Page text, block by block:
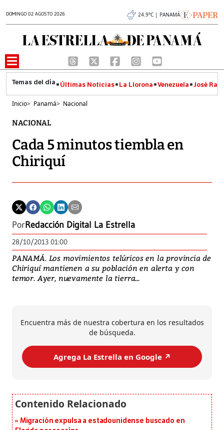
DOMINGO 02 AGOSTO 2026 24.9°C | PANAMÁ
Últimas Noticias La Llorona Venezuela José
Inicio> Panamá> Nacional
NACIONAL
Cada 5 minutos tiembla en
Chiriquí
PorRedacción Digital La Estrella
28/10/2013 01:00
PANAMÁ. Los movimientos telúricos en la provincia de
Chiriquí mantienen a su población en alerta y con
temor. Ayer, nuevamente la tierra...
Encuentra más de nuestra cobertura en los resultados
de búsqueda.
Agrega La Estrella en Google ↗️
Migración expulsa a estadounidense buscado en